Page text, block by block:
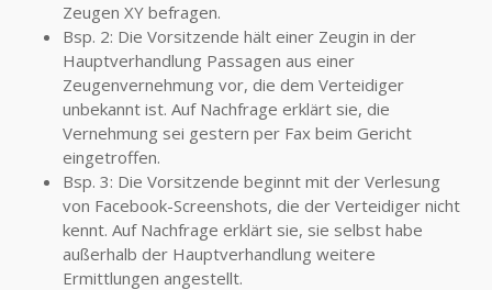
Zeugen XY befragen.
Bsp. 2: Die Vorsitzende hält einer Zeugin in der
Hauptverhandlung Passagen aus einer
Zeugenvernehmung vor, die dem Verteidiger
unbekannt ist. Auf Nachfrage erklärt sie, die
Vernehmung sei gestern per Fax beim Gericht
eingetroffen.
Bsp. 3: Die Vorsitzende beginnt mit der Verlesung
von Facebook-Screenshots, die der Verteidiger nicht
kennt. Auf Nachfrage erklärt sie, sie selbst habe
außerhalb der Hauptverhandlung weitere
Ermittlungen angestellt.